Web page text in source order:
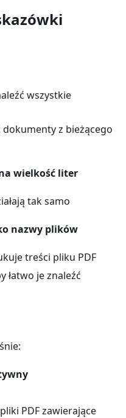
wszystkie
dokumenty z bieżącego
wielkość liter
tak samo
nazwy plików
treści pliku PDF
łatwo je znaleźć
PDF zawierające